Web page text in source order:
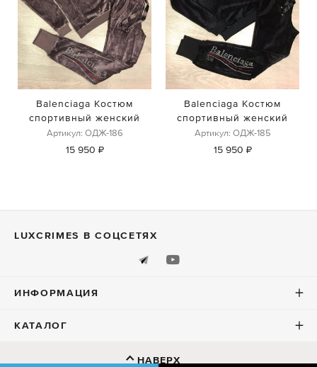
Balenciaga Костюм
спортивный женский
Артикул: ОДЖ-186
15 950 ₽
Balenciaga Костюм
спортивный женский
Артикул: ОДЖ-185
15 950 ₽
LUXСRIMES В СОЦСЕТЯХ
ИНФОРМАЦИЯ
КАТАЛОГ
НАВЕРХ